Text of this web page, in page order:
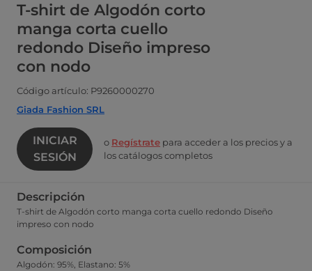
T-shirt de Algodón corto
manga corta cuello
redondo Diseño impreso
con nodo
Código artículo: P9260000270
Giada Fashion SRL
INICIAR
SESIÓN
o Regístrate para acceder a los precios y a
los catálogos completos
Descripción
T-shirt de Algodón corto manga corta cuello redondo Diseño
impreso con nodo
Composición
Algodón: 95%, Elastano: 5%